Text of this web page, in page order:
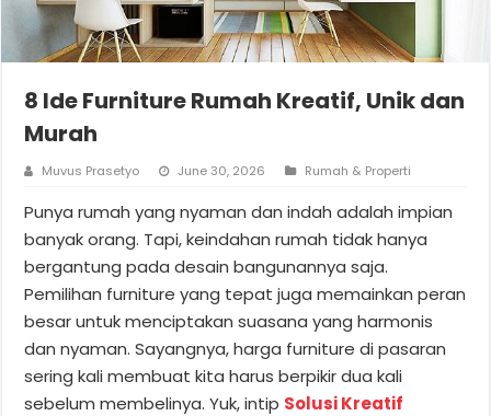
8 Ide Furniture Rumah Kreatif, Unik dan
Murah
Muvus Prasetyo June 30, 2026 Rumah & Properti
Punya rumah yang nyaman dan indah adalah impian
banyak orang. Tapi, keindahan rumah tidak hanya
bergantung pada desain bangunannya saja.
Pemilihan furniture yang tepat juga memainkan peran
besar untuk menciptakan suasana yang harmonis
dan nyaman. Sayangnya, harga furniture di pasaran
sering kali membuat kita harus berpikir dua kali
sebelum membelinya. Yuk, intip Solusi Kreatif